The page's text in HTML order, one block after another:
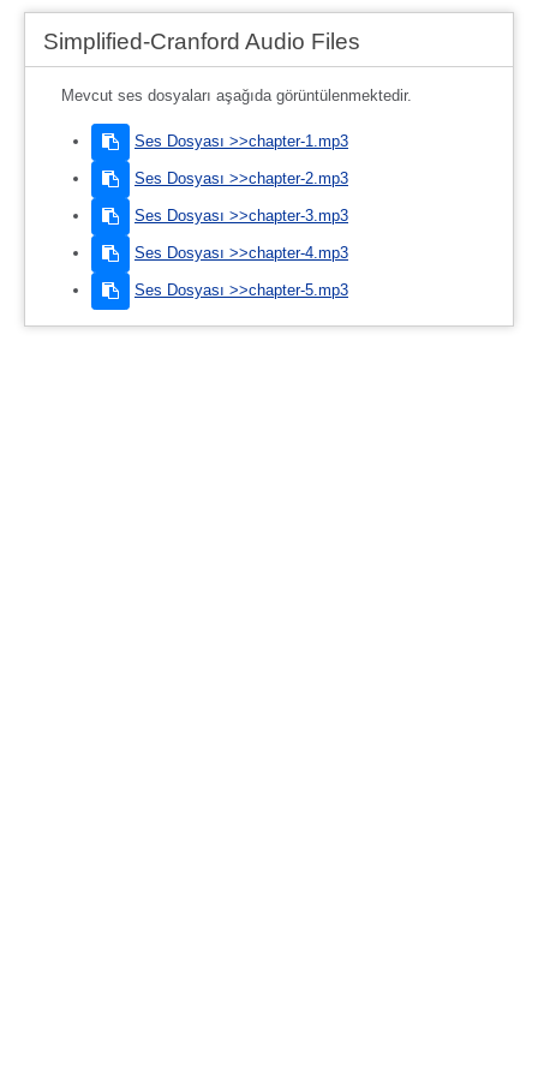
Simplified-Cranford Audio Files
Mevcut ses dosyaları aşağıda görüntülenmektedir.
Ses Dosyası >>chapter-1.mp3
Ses Dosyası >>chapter-2.mp3
Ses Dosyası >>chapter-3.mp3
Ses Dosyası >>chapter-4.mp3
Ses Dosyası >>chapter-5.mp3